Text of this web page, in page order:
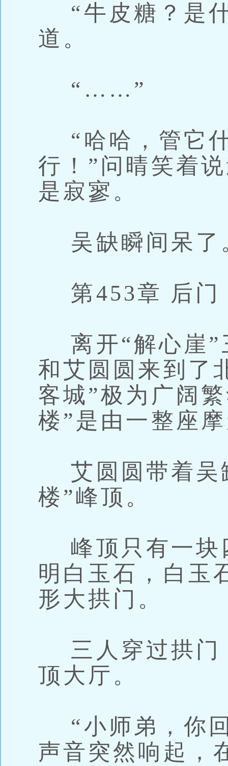
“牛皮糖？是
道。
“……”
“哈哈，管它
行！”问晴笑着
是寂寥。
吴缺瞬间呆了
第453章 后门
离开“解心崖”
和艾圆圆来到了
客城”极为广阔
楼”是由一整座
艾圆圆带着吴
楼”峰顶。
峰顶只有一块
明白玉石，白玉
形大拱门。
三人穿过拱门
顶大厅。
“小师弟，你
声音突然响起，